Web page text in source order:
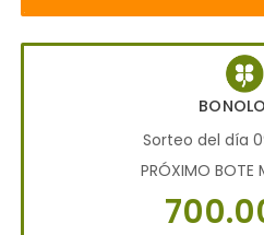
Sorteo del día
PRÓXIMO BOTE